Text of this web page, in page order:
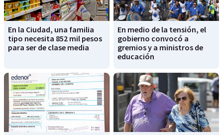
En la Ciudad, una familia
tipo necesita 852 mil pesos
para ser de clase media
En medio de la tensión, el
gobierno convocó a
gremios y a ministros de
educación